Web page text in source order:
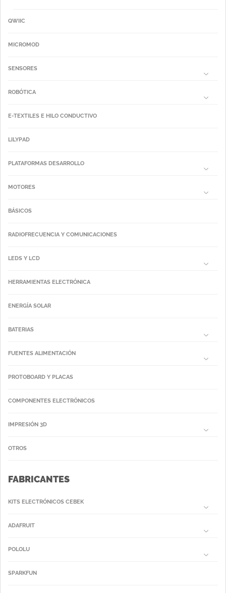
QWIIC
MICROMOD
SENSORES
ROBÓTICA
E-TEXTILES E HILO CONDUCTIVO
LILYPAD
PLATAFORMAS DESARROLLO
MOTORES
BÁSICOS
RADIOFRECUENCIA Y COMUNICACIONES
LEDS Y LCD
HERRAMIENTAS ELECTRÓNICA
ENERGÍA SOLAR
BATERIAS
FUENTES ALIMENTACIÓN
PROTOBOARD Y PLACAS
COMPONENTES ELECTRÓNICOS
IMPRESIÓN 3D
OTROS
FABRICANTES
KITS ELECTRÓNICOS CEBEK
ADAFRUIT
POLOLU
SPARKFUN